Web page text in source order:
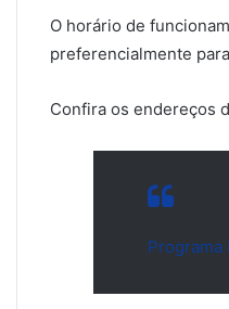
O horário de
preferencialmente
Confira os endereços
Programa